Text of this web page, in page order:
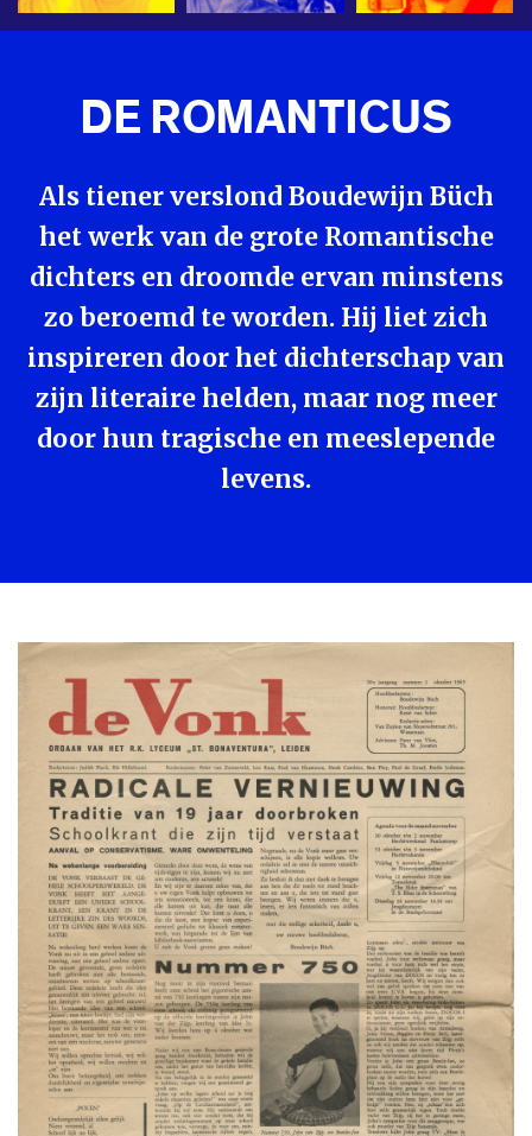
DE ROMANTICUS
Als tiener verslond Boudewijn Büch
het werk van de grote Romantische
dichters en droomde ervan minstens
zo beroemd te worden. Hij liet zich
inspireren door het dichterschap van
zijn literaire helden, maar nog meer
door hun tragische en meeslepende
levens.